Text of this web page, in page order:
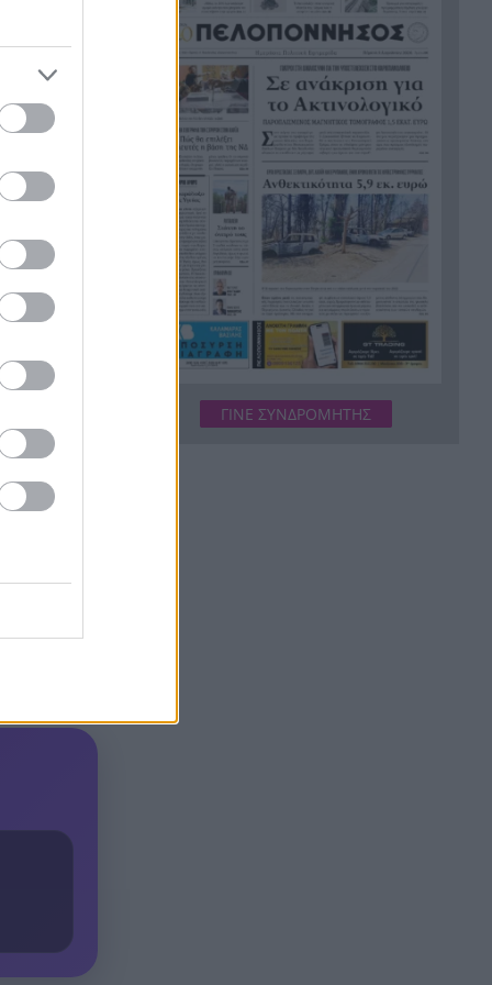
δεν
θέσεις.
που
εργασίες τους
20:36 Το τελευταίο «αντίο» στην
τελετή αποτέφρωσης του
συντονιστή που σκοτώθηκε
μετά τη σύγκρουση
ελικοπτέρων στην Ψάθα,
ΦΩΤΟ
Στιγμές αγωνίας και θρίλερ
στο Αίγιο: Οδηγός λεωφορείου
έχασε τις αισθήσεις του και τη
ζωή του! ΦΩΤΟ
20:12 Κόκκινα τα 118 κτίρια στις 325
αυτοψίες των πληγεισών
καταστροφικές πυρκαγιές
ΓΙΝΕ ΣΥΝΔΡΟΜΗΤΗΣ